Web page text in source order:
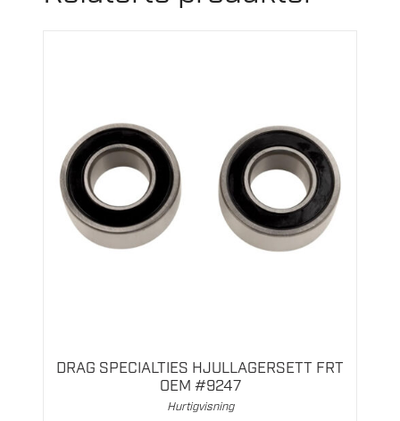
DRAG SPECIALTIES HJULLAGERSETT FRT
OEM #9247
Hurtigvisning